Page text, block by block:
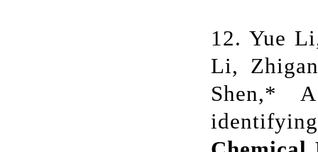
12. Yue
Li,
Shen,*
identifying